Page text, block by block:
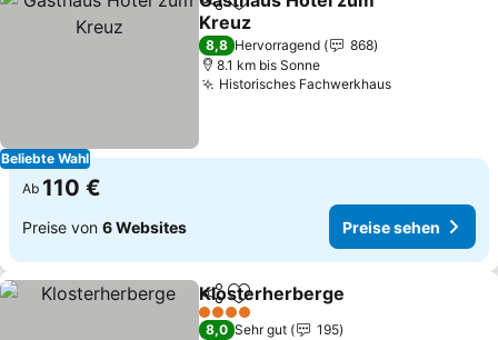
Beliebte Wahl
TeilenZu Favoriten hinzufügen
Kreuz
Preise sehen
8,8 Hervorragend
868
8.1 km bis Sonne
Historisches FachwerkhausPreise sehen
Ab 110 €
Preise von 6 Websites Preise sehen
TeilenZu Favoriten hinzufügen
Klosterherberge
4 Sterne
8,0 Sehr gut
195